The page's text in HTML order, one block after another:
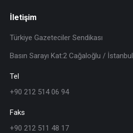
İletişim
Türkiye Gazeteciler Sendikası
Basın Sarayı Kat:2 Cağaloğlu / İstanbul
Tel
+90 212 514 06 94
Faks
+90 212 511 48 17